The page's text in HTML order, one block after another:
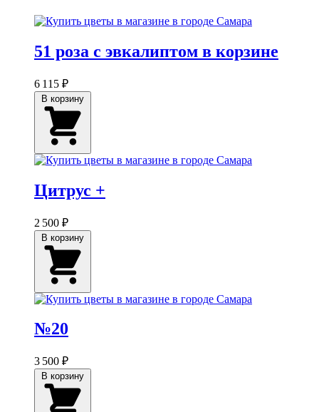
51 роза с эвкалиптом в корзине
6 115 ₽
Цитрус +
2 500 ₽
№20
3 500 ₽